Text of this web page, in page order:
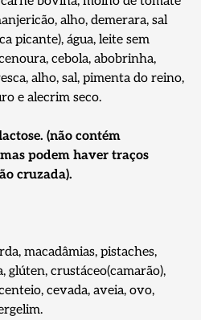
alho, demerara, sal
picante), água, leite sem
cebola, abobrinha,
alho, sal, pimenta do reino,
e alecrim seco.
(não contém
podem haver traços
cruzada).
macadâmias, pistaches,
glúten, crustáceo(camarão),
cevada, aveia, ovo,